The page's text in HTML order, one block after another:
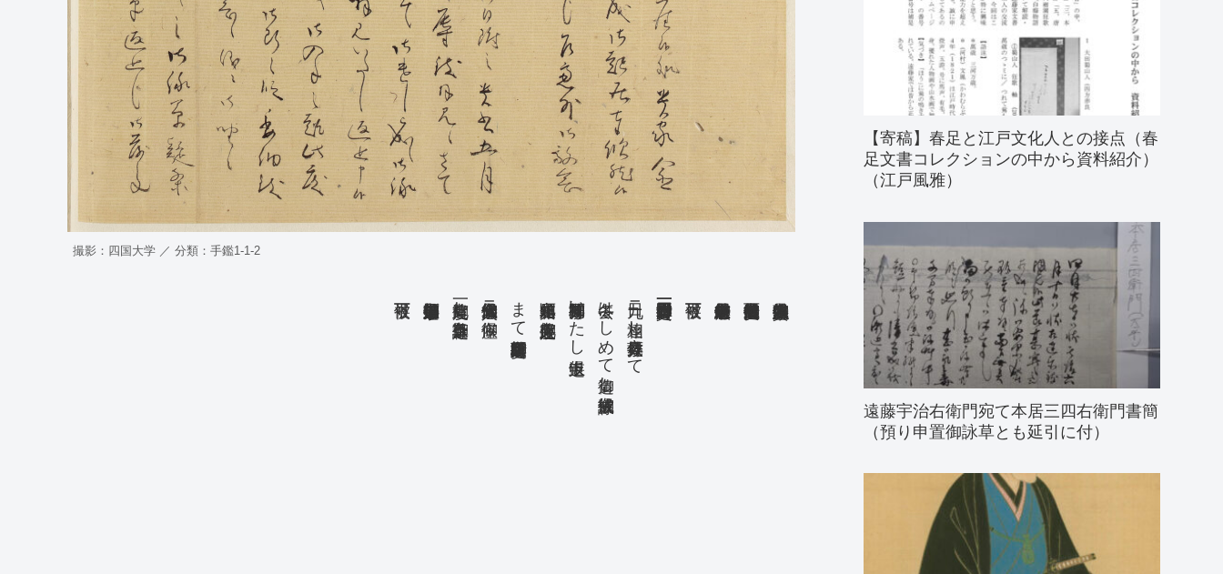
撮影：四国大学 ／ 分類：手鑑1-1-2
九日ニ相達し辱致拝見候さて
去冬はしめて御遣し被成候御詠
草御柳問等拝見いたし返上申候
処其頃相届キ御入手之趣此度
まて御延引御断之段委細致
承知候入御念候儀ニ御座候
一此度御遣し之御詠草疑条
【寄稿】春足と江戸文化人との接点（春
足文書コレクションの中から資料紹介）
（江戸風雅）
遠藤宇治右衛門宛て本居三四右衛門書簡
（預り申置御詠草とも延引に付）